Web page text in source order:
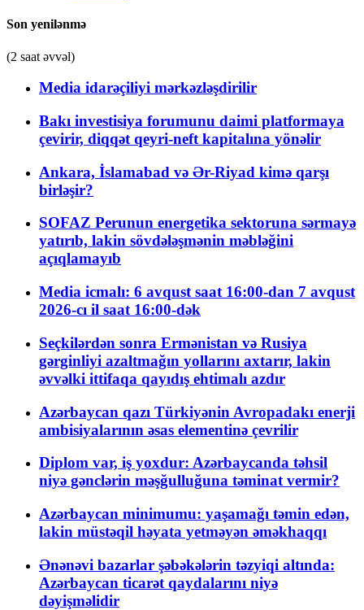
Son yenilənmə
(2 saat əvvəl)
Media idarəçiliyi mərkəzləşdirilir
Bakı investisiya forumunu daimi platformaya
çevirir, diqqət qeyri-neft kapitalına yönəlir
Ankara, İslamabad və Ər-Riyad kimə qarşı
birləşir?
SOFAZ Perunun energetika sektoruna sərmayə
yatırıb, lakin sövdələşmənin məbləğini
açıqlamayıb
Media icmalı: 6 avqust saat 16:00-dan 7 avqust
2026-cı il saat 16:00-dək
Seçkilərdən sonra Ermənistan və Rusiya
gərginliyi azaltmağın yollarını axtarır, lakin
əvvəlki ittifaqa qayıdış ehtimalı azdır
Azərbaycan qazı Türkiyənin Avropadakı enerji
ambisiyalarının əsas elementinə çevrilir
Diplom var, iş yoxdur: Azərbaycanda təhsil
niyə gənclərin məşğulluğuna təminat vermir?
Azərbaycan minimumu: yaşamağı təmin edən,
lakin müstəqil həyata yetməyən əməkhaqqı
Ənənəvi bazarlar şəbəkələrin təzyiqi altında:
Azərbaycan ticarət qaydalarını niyə
dəyişməlidir